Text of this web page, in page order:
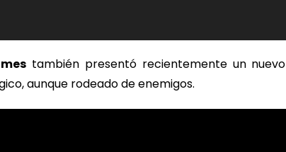
también presentó recientemente un nuevo
aunque rodeado de enemigos.